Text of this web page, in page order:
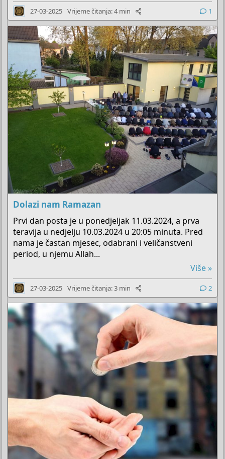
27-03-2025 Vrijeme čitanja: 4 min 1
Dolazi nam Ramazan
Prvi dan posta je u ponedjeljak 11.03.2024, a prva
teravija u nedjelju 10.03.2024 u 20:05 minuta. Pred
nama je častan mjesec, odabrani i veličanstveni
period, u njemu Allah...
Više »
27-03-2025 Vrijeme čitanja: 3 min 2